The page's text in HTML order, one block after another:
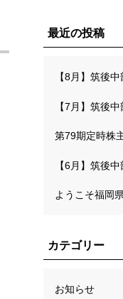
最近の投稿
【7月】筑後
第79期定時株
【6月】筑後
ようこそ福岡
カテゴリー
お知らせ